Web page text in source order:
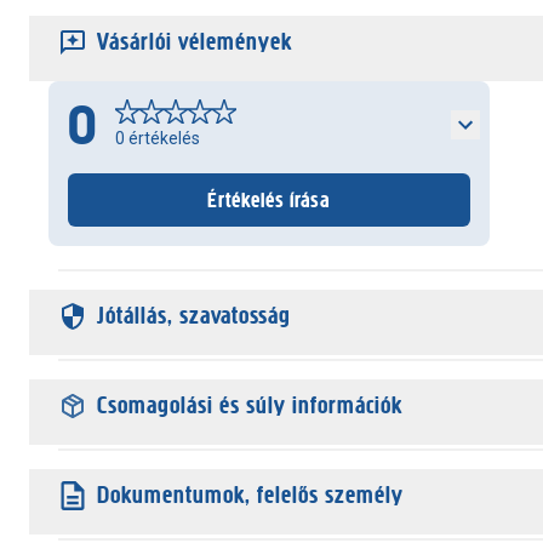
Vásárlói vélemények
0 0 értékelés
Értékelés írása
Jótállás, szavatosság
Csomagolási és súly információk
Dokumentumok, felelős személy